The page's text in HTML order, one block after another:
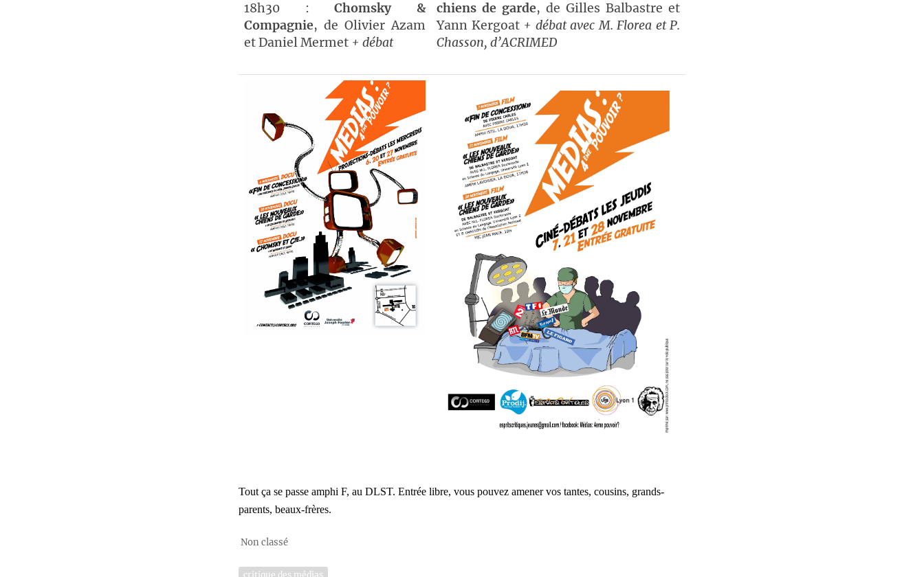
18h30 :Chomsky &
Compagnie, de Olivier Azam
et Daniel Mermet + débat
chiens de garde, de Gilles Balbastre et
Yann Kergoat + débat avec M. Florea et P.
Chasson, d’ACRIMED
Tout ça se passe amphi F, au DLST. Entrée libre, vous pouvez amener vos tantes, cousins, grands-
parents, beaux-frères.
Non classé
critique des médias